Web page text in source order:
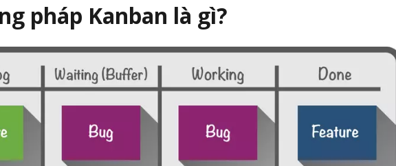
pháp Kanban là gì?